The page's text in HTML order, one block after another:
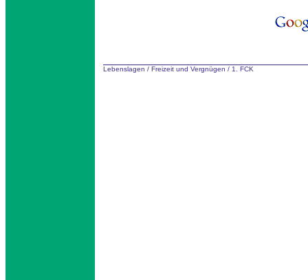
Lebenslagen / Freizeit und Vergnügen / 1. FCK